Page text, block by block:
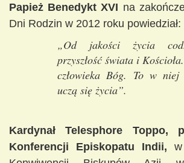
Papież Benedykt XVI na
Dni Rodzin w 2012 roku powiedział:
„Od jakości życia
przyszłość świata i
człowieka Bóg. To w niej
uczą się życia”.
Kardynał Telesphore Toppo,
Konferencji Episkopatu Indii,